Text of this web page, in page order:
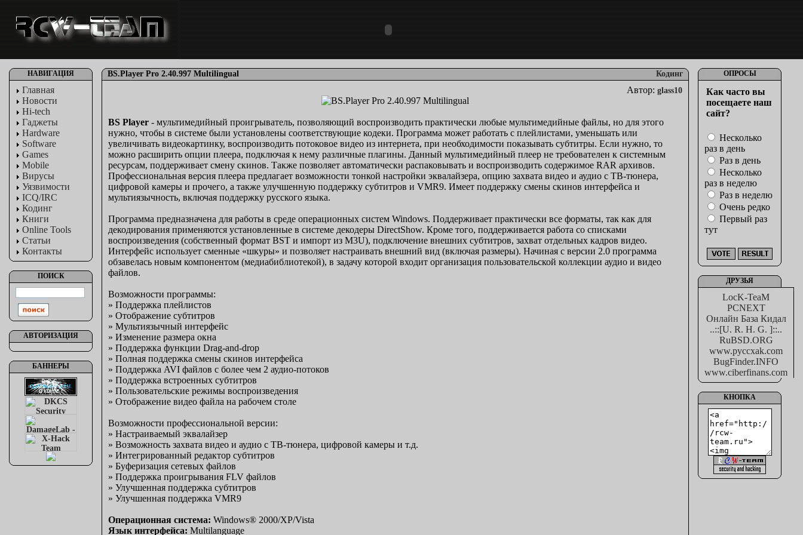
НАВИГАЦИЯ
Главная
Новости
Hi-tech
Гаджеты
Hardware
Software
Games
Mobile
Вирусы
Уязвимости
ICQ/IRC
Кодинг
Книги
Online Tools
Статьи
Контакты
ПОИСК
АВТОРИЗАЦИЯ
БАННЕРЫ
BS.Player Pro 2.40.997 Multilingual Кодинг
Автор: glass10
BS Player - мультимедийный проигрыватель, позволяющий воспроизводить практически любые мультимедийные файлы, но для этого
нужно, чтобы в системе были установлены соответствующие кодеки. Программа может работать с плейлистами, уменьшать или
увеличивать видеокартинку, воспроизводить потоковое видео из интернета, при необходимости показывать субтитры. Если нужно, то
можно расширить опции плеера, подключая к нему различные плагины. Данный мультимедийный плеер не требователен к системным
ресурсам, поддерживает смену скинов. Также позволяет автоматически распаковывать и воспроизводить содержимое RAR архивов.
Профессиональная версия плеера предлагает возможности тонкой настройки эквалайзера, опцию захвата видео и аудио с ТВ-тюнера,
цифровой камеры и прочего, а также улучшенную поддержку субтитров и VMR9. Имеет поддержку смены скинов интерфейса и
мультиязычность, включая поддержку русского языка.
Программа предназначена для работы в среде операционных систем Windows. Поддерживает практически все форматы, так как для
декодирования применяются установленные в системе декодеры DirectShow. Кроме того, поддерживается работа со списками
воспроизведения (собственный формат BST и импорт из M3U), подключение внешних субтитров, захват отдельных кадров видео.
Интерфейс использует сменные «шкуры» и позволяет настраивать внешний вид (включая размеры). Начиная с версии 2.0 программа
обзавелась новым компонентом (медиабиблиотекой), в задачу которой входит организация пользовательской коллекции аудио и видео
файлов.
Возможности программы:
» Поддержка плейлистов
» Отображение субтитров
» Мультиязычный интерфейс
» Изменение размера окна
» Поддержка функции Drag-and-drop
» Полная поддержка смены скинов интерфейса
» Поддержка AVI файлов с более чем 2 аудио-потоков
» Поддержка встроенных субтитров
» Пользовательские режимы воспроизведения
» Отображение видео файла на рабочем столе
Возможности профессиональной версии:
» Настраиваемый эквалайзер
» Возможность захвата видео и аудио с ТВ-тюнера, цифровой камеры и т.д.
» Интегрированный редактор субтитров
» Буферизация сетевых файлов
» Поддержка проигрывания FLV файлов
» Улучшенная поддержка субтитров
» Улучшенная поддержка VMR9
Операционная система: Windows® 2000/XP/Vista
Язык интерфейса: Multilanguage
ОПРОСЫ
Как часто вы
посещаете наш
сайт?
Несколько
раз в день
Раз в день
Несколько
раз в неделю
Раз в неделю
Очень редко
Первый раз
тут
ДРУЗЬЯ
LocK-TeaM
PCNEXT
Онлайн База Кидал
..::[U. R. H. G. ]::..
RuBSD.ORG
www.pyccxak.com
BugFinder.INFO
www.ciberfinans.com
КНОПКА